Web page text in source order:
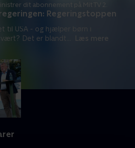
regeringen: Regeringstoppen
til USA - og hjælper børn i
Det er blandt
Læs mere
dit abonnement på Mit TV 2.